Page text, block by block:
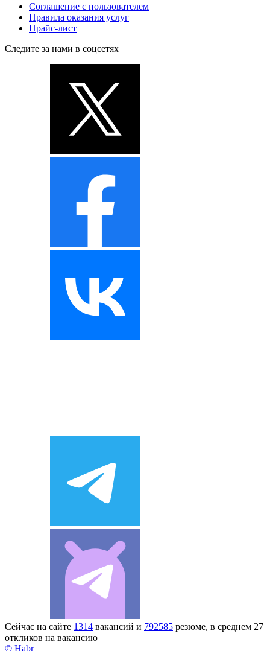
Соглашение с пользователем
Правила оказания услуг
Прайс-лист
Следите за нами в соцсетях
Сейчас на сайте 1314 вакансий и 792585 резюме, в среднем 27
откликов на вакансию
© Habr